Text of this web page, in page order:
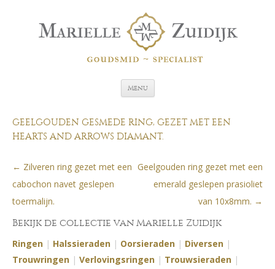
Menu Spring naar de inhoud
GEELGOUDEN GESMEDE RING, GEZET MET EEN
HEARTS AND ARROWS DIAMANT.
Berichtnavigatie
← Zilveren ring gezet met een
cabochon navet geslepen
toermalijn.
Geelgouden ring gezet met een
emerald geslepen prasioliet
van 10x8mm. →
Bekijk de collectie van Marielle Zuidijk
Ringen | Halssieraden | Oorsieraden | Diversen |
Trouwringen | Verlovingsringen | Trouwsieraden |